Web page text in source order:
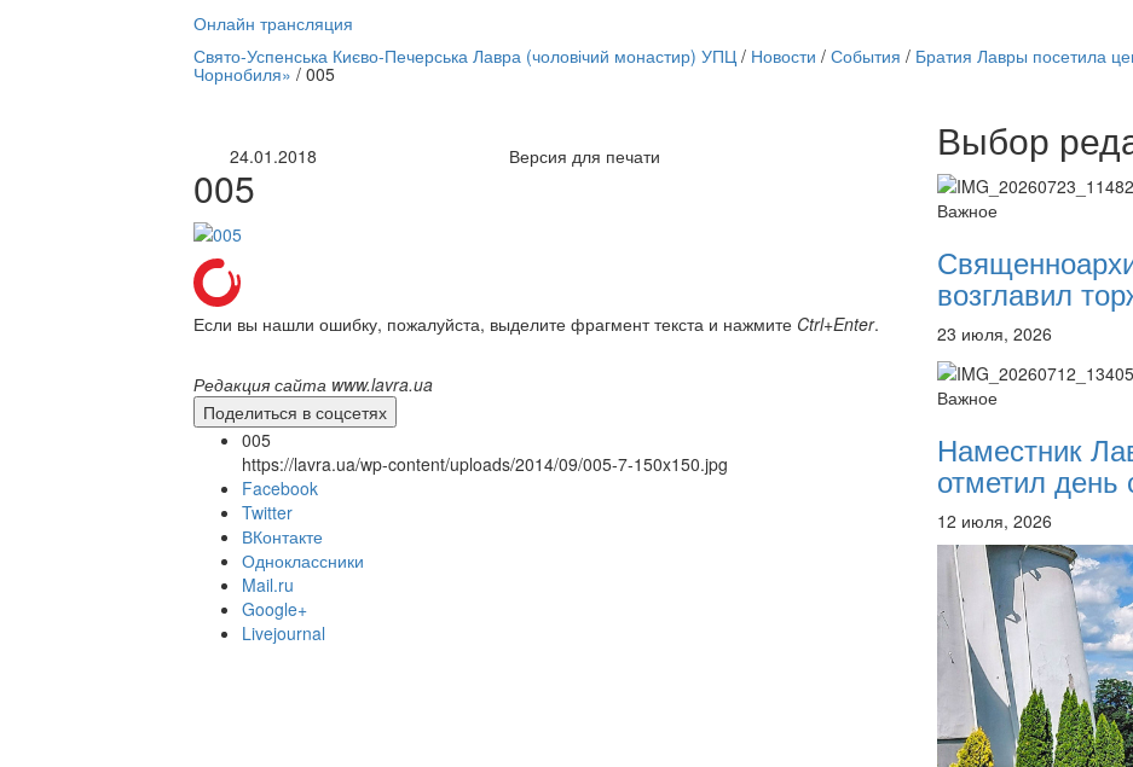
Онлайн трансляция
12 сентября
Онлайн трансляции
12 сентября 2015
12 сентября 2015Название
12 сентября 2015
12 сентября 2015Название
12 сентября 2015Название
Название
12 сентября 2015Название
Перейти к архиву
Свято-Успенська Києво-Печерська Лавра (чоловічий монастир) УПЦ/ Новости / События / Братия Лавры посетила
Чорнобиля» / 005
24.01.2018 Версия для печати
005
Если вы нашли ошибку, пожалуйста, выделите фрагмент текста и нажмите Ctrl+Enter.
Редакция сайта www.lavra.ua
Поделиться в соцсетях
005
https://lavra.ua/wp-content/uploads/2014/09/005-7-150x150.jpg
Facebook
Twitter
ВКонтакте
Одноклассники
Mail.ru
Google+
Livejournal
Выбор
Важное
возглавил
23 июля, 2026
Важное
Наместник
отметил день
12 июля, 2026